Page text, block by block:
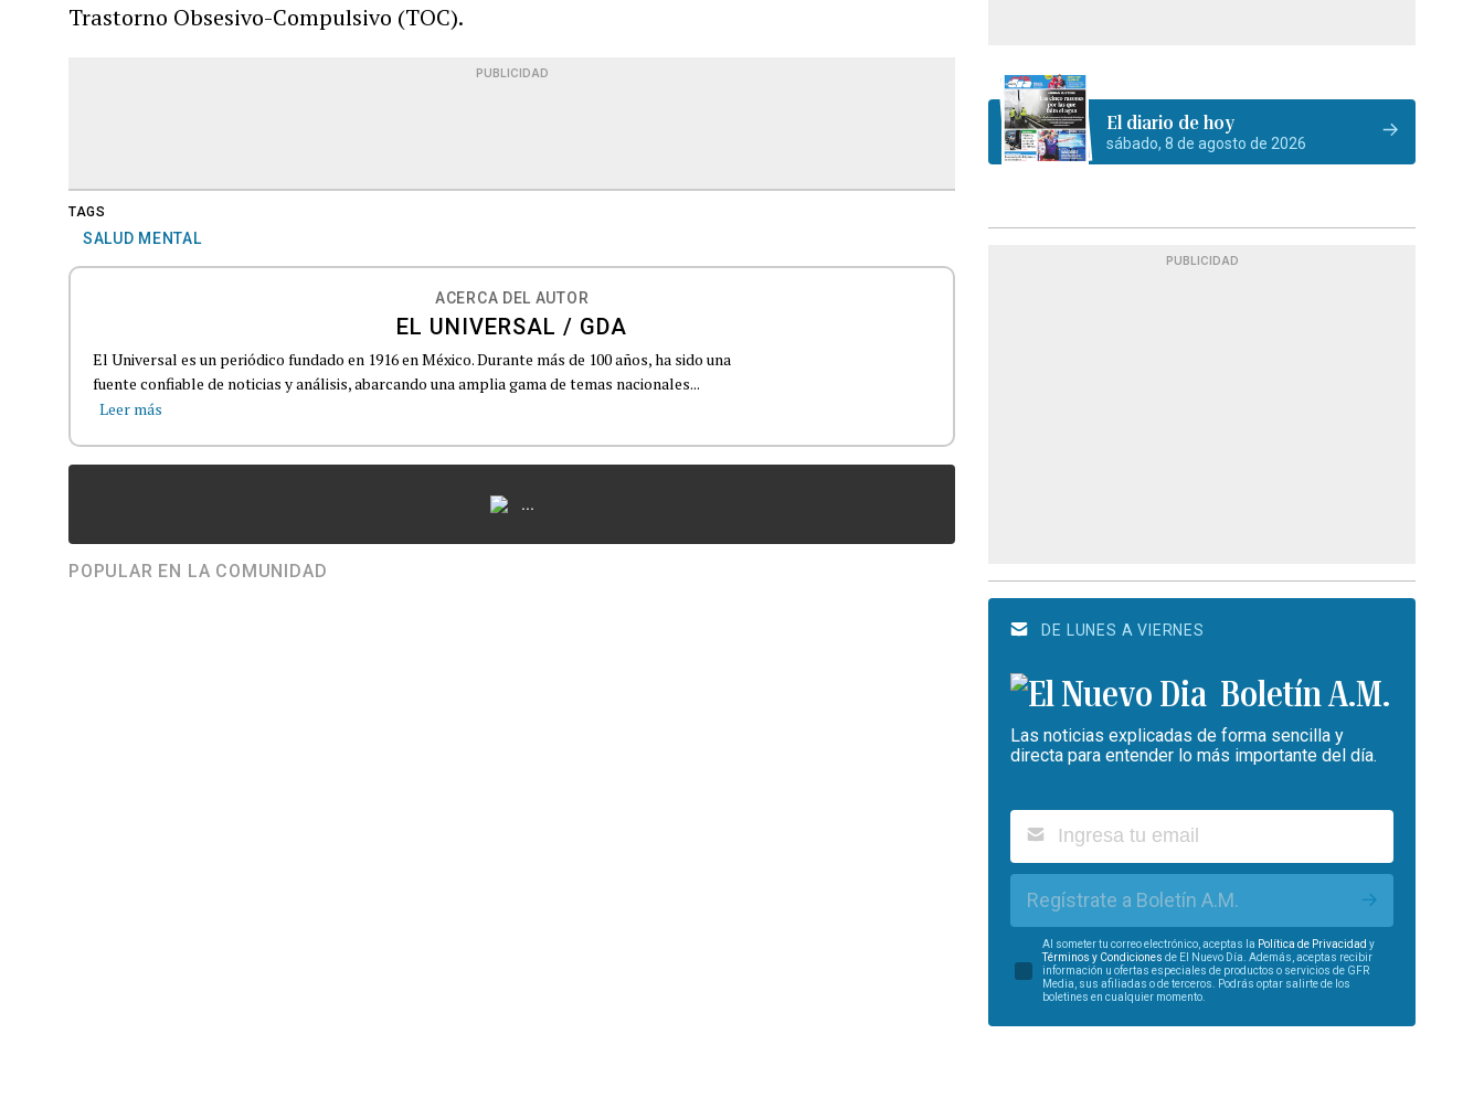
Trastorno Obsesivo-Compulsivo (TOC).
PUBLICIDAD
TAGS
SALUD MENTAL
ACERCA DEL AUTOR
EL UNIVERSAL / GDA
El Universal es un periódico fundado en 1916 en México. Durante más de 100 años, ha sido una
fuente confiable de noticias y análisis, abarcando una amplia gama de temas nacionales...
Leer más
...
POPULAR EN LA COMUNIDAD
El diario de hoy
sábado, 8 de agosto de 2026
PUBLICIDAD
DE LUNES A VIERNES
Boletín A.M.
Las noticias explicadas de forma sencilla y
directa para entender lo más importante del día.
Regístrate a Boletín A.M.
Al someter tu correo electrónico, aceptas la Política de Privacidad y
Términos y Condiciones de El Nuevo Día. Además, aceptas recibir
información u ofertas especiales de productos o servicios de GFR
Media, sus afiliadas o de terceros. Podrás optar salirte de los
boletines en cualquier momento.